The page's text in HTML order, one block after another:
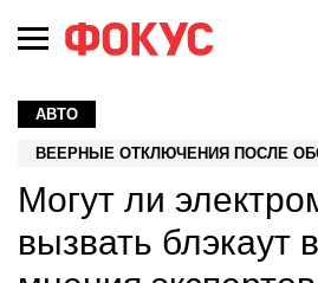
АВТО
ВЕЕРНЫЕ ОТКЛЮЧЕНИЯ ПОСЛЕ
Могут ли
вызвать блэкаут